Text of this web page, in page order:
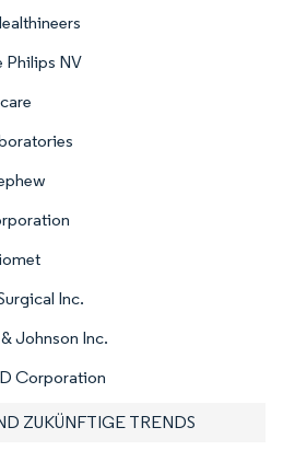
Philips NV
Inc.
Johnson Inc.
Corporation
ZUKÜNFTIGE TRENDS